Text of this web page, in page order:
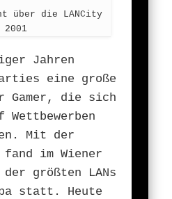
über die LANCity
2001
Jahren
eine große
Gamer, die sich
Mit der
fand im Wiener
größten LANs
statt. Heute